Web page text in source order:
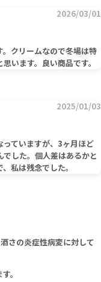
2026/03/01
クリームなので冬場は特
います。良い商品です。
2025/01/03
ていますが、3ヶ月ほど
した。個人差はあるかと
私は残念でした。
さの炎症性病変に対して
。